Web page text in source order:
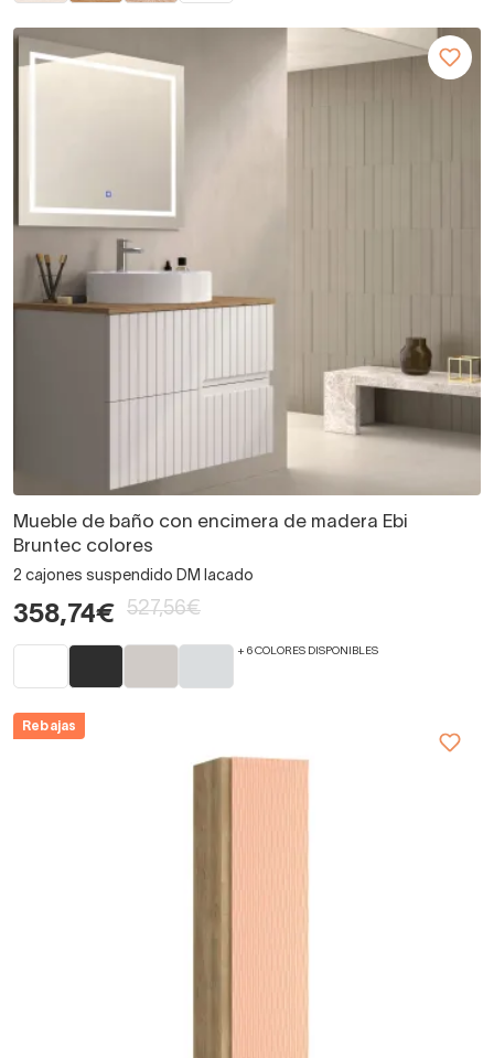
Mueble de baño con encimera de madera Ebi
Bruntec colores
2 cajones suspendido DM lacado
358,74€ 527,56€
+ 6 COLORES DISPONIBLES
Rebajas